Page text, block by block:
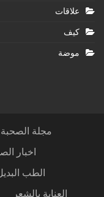
علاقات
كيف
موضة
مجلة الصحبة
اخبار
الطب
العناية بالشعر